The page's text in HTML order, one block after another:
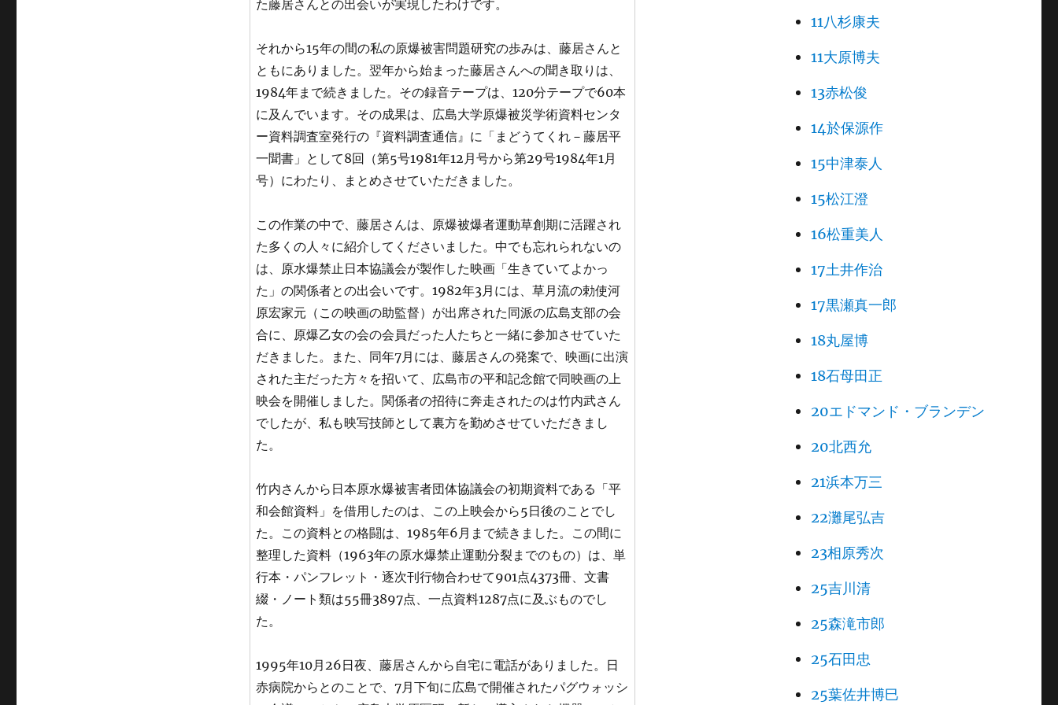
た藤居さんとの出会いが実現したわけです。
それから15年の間の私の原爆被害問題研究の歩みは、藤居さんと
ともにありました。翌年から始まった藤居さんへの聞き取りは、
1984年まで続きました。その録音テープは、120分テープで60本
に及んでいます。その成果は、広島大学原爆被災学術資料センタ
ー資料調査室発行の『資料調査通信』に「まどうてくれ－藤居平
一聞書」として8回（第5号1981年12月号から第29号1984年1月
号）にわたり、まとめさせていただきました。
この作業の中で、藤居さんは、原爆被爆者運動草創期に活躍され
た多くの人々に紹介してくださいました。中でも忘れられないの
は、原水爆禁止日本協議会が製作した映画「生きていてよかっ
た」の関係者との出会いです。1982年3月には、草月流の勅使河
原宏家元（この映画の助監督）が出席された同派の広島支部の会
合に、原爆乙女の会の会員だった人たちと一緒に参加させていた
だきました。また、同年7月には、藤居さんの発案で、映画に出演
された主だった方々を招いて、広島市の平和記念館で同映画の上
映会を開催しました。関係者の招待に奔走されたのは竹内武さん
でしたが、私も映写技師として裏方を勤めさせていただきまし
た。
竹内さんから日本原水爆被害者団体協議会の初期資料である「平
和会館資料」を借用したのは、この上映会から5日後のことでし
た。この資料との格闘は、1985年6月まで続きました。この間に
整理した資料（1963年の原水爆禁止運動分裂までのもの）は、単
行本・パンフレット・逐次刊行物合わせて901点4373冊、文書
綴・ノート類は55冊3897点、一点資料1287点に及ぶものでし
た。
1995年10月26日夜、藤居さんから自宅に電話がありました。日
赤病院からとのことで、7月下旬に広島で開催されたパグウォッシ
11八杉康夫
11大原博夫
13赤松俊
14於保源作
15中津泰人
15松江澄
16松重美人
17土井作治
17黒瀬真一郎
18丸屋博
18石母田正
20エドマンド・ブランデン
20北西允
21浜本万三
22灘尾弘吉
23相原秀次
25吉川清
25森滝市郎
25石田忠
25葉佐井博巳